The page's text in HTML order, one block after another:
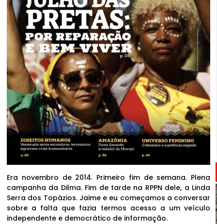
Era novembro de 2014. Primeiro fim de semana. Plena
campanha da Dilma. Fim de tarde na RPPN dele, a Linda
Serra dos Topázios. Jaime e eu começamos a conversar
sobre a falta que fazia termos acesso a um veículo
independente e democrático de informação.